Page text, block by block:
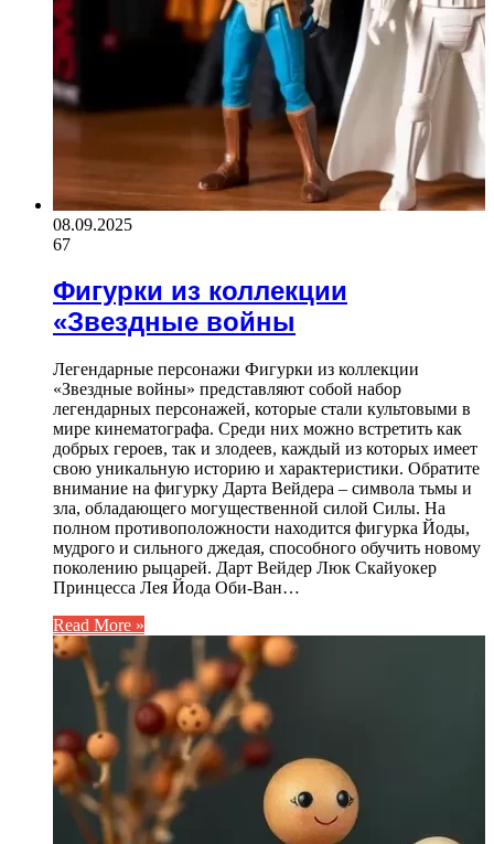
08.09.2025
67
Фигурки из коллекции
«Звездные войны
Легендарные персонажи Фигурки из коллекции
«Звездные войны» представляют собой набор
легендарных персонажей, которые стали культовыми в
мире кинематографа. Среди них можно встретить как
добрых героев, так и злодеев, каждый из которых имеет
свою уникальную историю и характеристики. Обратите
внимание на фигурку Дарта Вейдера – символа тьмы и
зла, обладающего могущественной силой Силы. На
полном противоположности находится фигурка Йоды,
мудрого и сильного джедая, способного обучить новому
поколению рыцарей. Дарт Вейдер Люк Скайуокер
Принцесса Лея Йода Оби-Ван…
Read More »